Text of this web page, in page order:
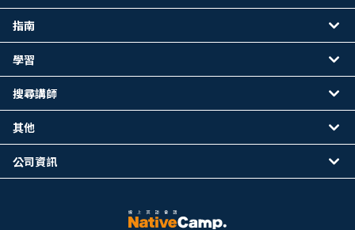
指南
學習
搜尋講師
其他
公司資訊